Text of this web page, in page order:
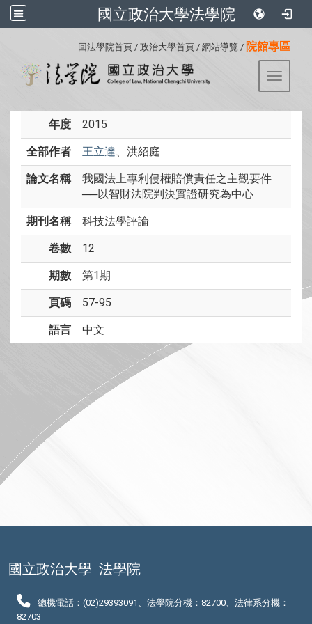
國立政治大學法學院
回法學院首頁 / 政治大學首頁 / 網站導覽 / 院館專區
Toggle
年度 2015
全部作者 王立達、洪紹庭
論文名稱
我國法上專利侵權賠償責任之主觀要件
──以智財法院判決實證研究為中心
期刊名稱 科技法學評論
卷數 12
期數 第1期
頁碼 57-95
語言 中文
國立政治大學 法學院
總機電話：(02)29393091、法學院分機：82700、法律系分機：
82703